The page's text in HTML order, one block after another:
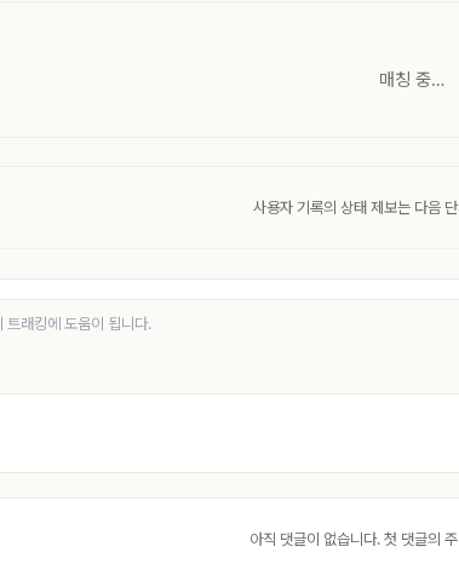
매칭 중…
사용자 기록의 상태 제보는 다음
아직 댓글이 없습니다. 첫 댓글의